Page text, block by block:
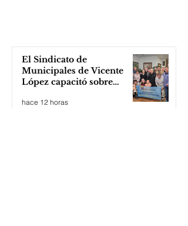
El Sindicato de
Municipales de Vicente
López capacitó sobre
hace 12 horas